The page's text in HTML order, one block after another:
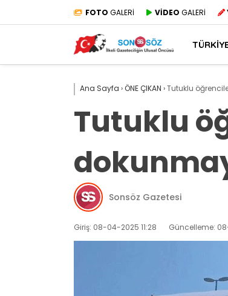
FOTO GALERİ VİDEO GALERİ
Ana Sayfa ›ÖNE ÇIKAN ›Tutuklu
Tutuklu
Sonsöz Gazetesi
Giriş: 08-04-2025 11:28 Güncelleme: